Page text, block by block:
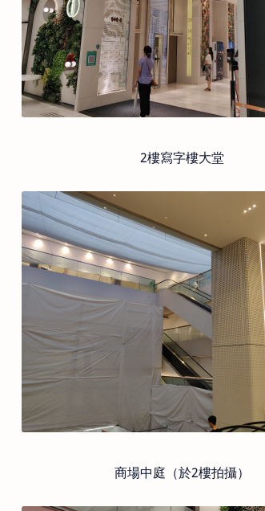
2樓寫字樓大堂
商場中庭（於2樓拍攝）